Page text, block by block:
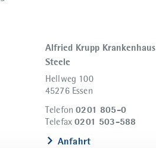
Alfried Krupp Krankenhaus
Steele
Hellweg 100
45276 Essen
Telefon0201 805-0
Telefax0201 503-588
Anfahrt